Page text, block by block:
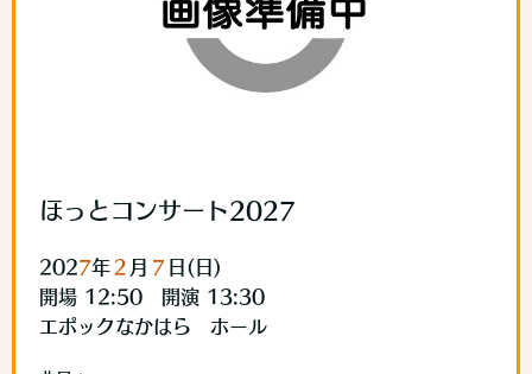
ほっとコンサート2027
2027年 ２ 月 ７ 日(日)
開場 12:50 開演 13:30
エポックなかはら ホール